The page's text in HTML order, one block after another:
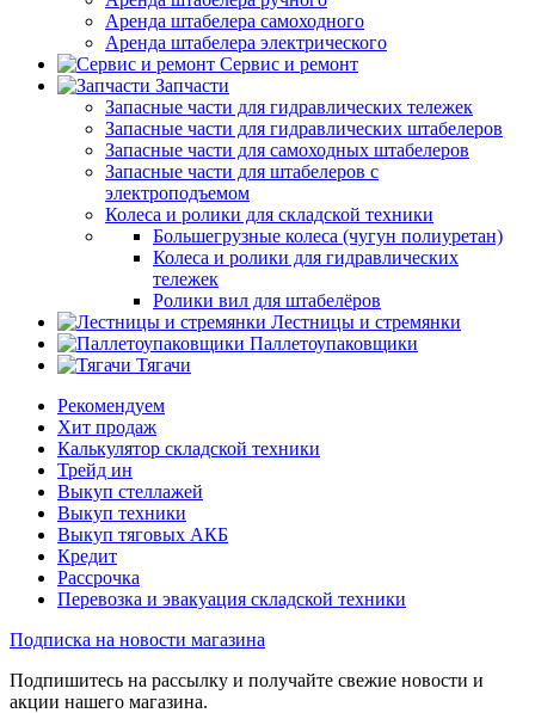
Аренда штабелера самоходного
Аренда штабелера электрического
Сервис и ремонт
Запчасти
Запасные части для гидравлических тележек
Запасные части для гидравлических штабелеров
Запасные части для самоходных штабелеров
Запасные части для штабелеров с
электроподъемом
Колеса и ролики для складской техники
Большегрузные колеса (чугун полиуретан)
Колеса и ролики для гидравлических
тележек
Ролики вил для штабелёров
Лестницы и стремянки
Паллетоупаковщики
Тягачи
Рекомендуем
Хит продаж
Калькулятор складской техники
Трейд ин
Выкуп стеллажей
Выкуп техники
Выкуп тяговых АКБ
Кредит
Рассрочка
Перевозка и эвакуация складской техники
Подписка на новости магазина
Подпишитесь на рассылку и получайте свежие новости и
акции нашего магазина.